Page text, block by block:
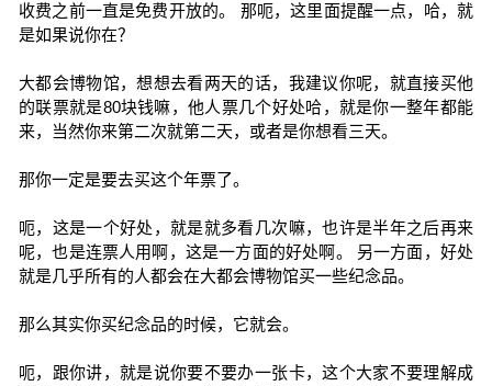
收费之前一直是免费开放的。 那呃，这里面提醒一点，哈，就
是如果说你在？
大都会博物馆，想想去看两天的话，我建议你呢，就直接买他
的联票就是80块钱嘛，他人票几个好处哈，就是你一整年都能
来，当然你来第二次就第二天，或者是你想看三天。
那你一定是要去买这个年票了。
呃，这是一个好处，就是就多看几次嘛，也许是半年之后再来
呢，也是连票人用啊，这是一方面的好处啊。 另一方面，好处
就是几乎所有的人都会在大都会博物馆买一些纪念品。
那么其实你买纪念品的时候，它就会。
呃，跟你讲，就是说你要不要办一张卡，这个大家不要理解成